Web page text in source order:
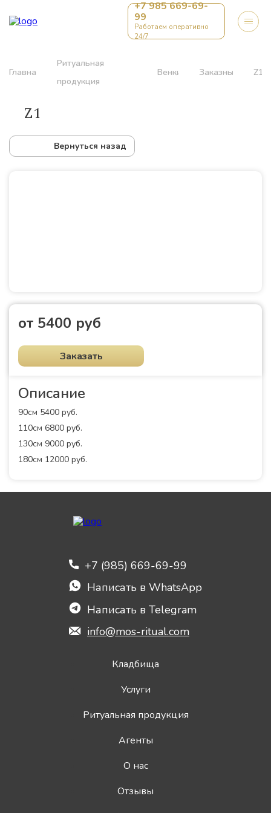
+7 985 669-69-
99
Работаем оперативно
24/7
Главная
Ритуальная
продукция
Венки Заказные Z1
Z1
Вернуться назад
от 5400 руб
Заказать
Описание
90см 5400 руб.
110см 6800 руб.
130см 9000 руб.
180см 12000 руб.
+7 (985) 669-69-99
Написать в WhatsApp
Написать в Telegram
info@mos-ritual.com
Кладбища
Услуги
Ритуальная продукция
Агенты
О нас
Отзывы